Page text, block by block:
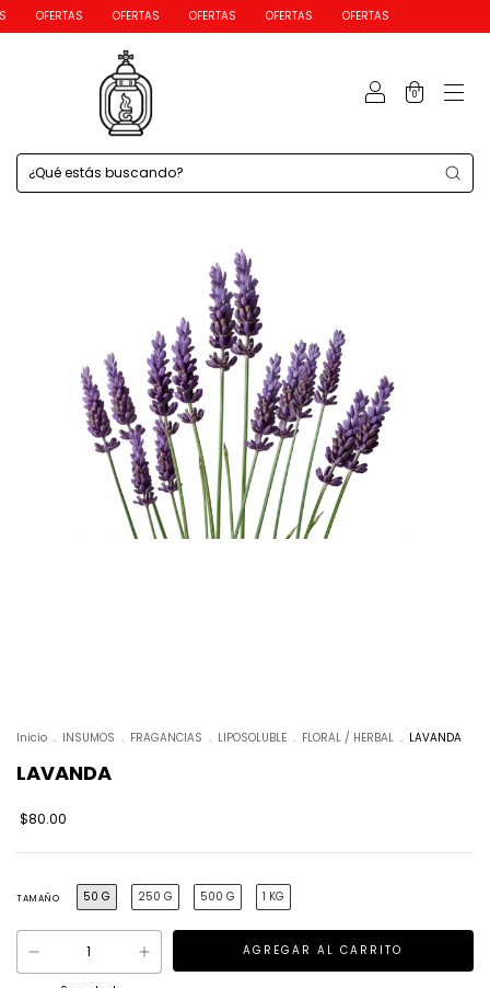
OFERTAS OFERTAS OFERTAS OFERTAS OFERTAS
0
Inicio . INSUMOS . FRAGANCIAS . LIPOSOLUBLE . FLORAL / HERBAL . LAVANDA
LAVANDA
$80.00
TAMAÑO 50 G 250 G 500 G 1 KG